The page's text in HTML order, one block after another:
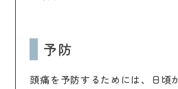
予防
頭痛を予防するためには、日頃